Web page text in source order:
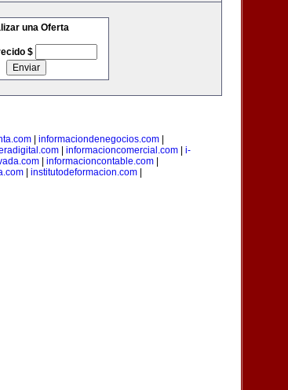
una Oferta
$
informaciondenegocios.com
informacioncomercial.com
i-
informacioncontable.com
institutodeformacion.com